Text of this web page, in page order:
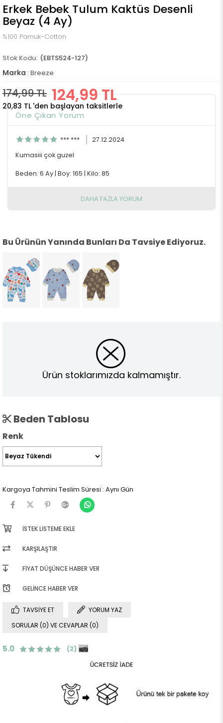
Erkek Bebek Tulum Kaktüs Desenli
Beyaz (4 Ay)
%100 Pamuk-Cotton
(EBTS524-127)
Marka : Breeze
174,99 TL 124,99 TL
20,83 TL 'den başlayan taksitlerle
Öne Çıkan Yorum
*** ***
27.12.2024
Kumasiii çok guzel
Beden: 6 Ay | Boy: 165 | Kilo: 85
DAHA FAZLA YORUM
Bu Ürünün Yanında Bunları Da Tavsiye Ediyoruz.
Ürün stoklarımızda kalmamıştır.
Beden Tablosu
Renk
Kargoya Tahmini Teslim Süresi : Aynı Gün
İSTEK LISTEME EKLE
KARŞILAŞTIR
FIYAT DÜŞÜNCE HABER VER
GELINCE HABER VER
TAVSIYE ET
YORUM YAZ
SORULAR (0) VE CEVAPLAR (0)
5.0 (2)